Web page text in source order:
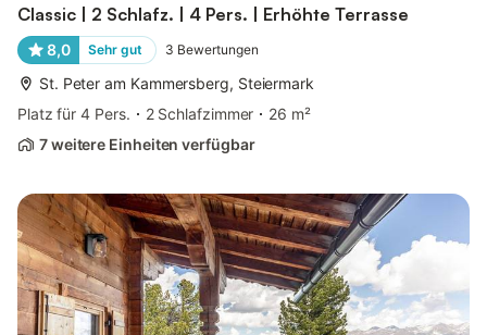
Classic | 2 Schlafz. | 4 Pers. | Erhöhte Terrasse
8,0 Sehr gut 3 Bewertungen
St. Peter am Kammersberg, Steiermark
Platz für 4 Pers.
2 Schlafzimmer
26 m²
7 weitere Einheiten verfügbar